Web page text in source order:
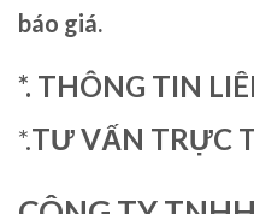
báo giá.
*. THÔNG TIN
*.TƯ VẤN TRỰC